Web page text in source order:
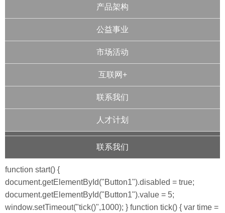
产品架构
公益事业
市场活动
互联网+
联系我们
人才计划
联系我们
function start() {
document.getElementById("Button1").disabled = true;
document.getElementById("Button1").value = 5;
window.setTimeout("tick()",1000); } function tick() { var time =